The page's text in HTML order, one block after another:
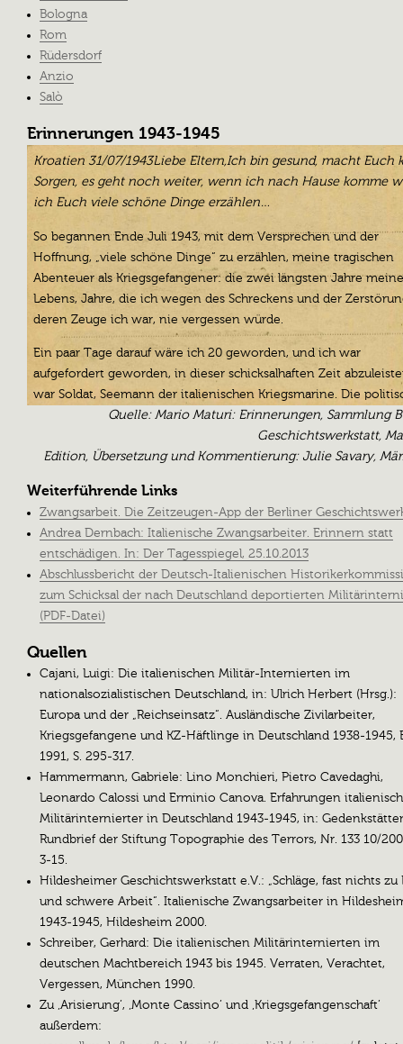
Bologna
Rom
Rüdersdorf
Anzio
Salò
Erinnerungen 1943-1945
Kroatien 31/07/1943Liebe Eltern,Ich bin gesund, macht Euch
Sorgen, es geht noch weiter, wenn ich nach Hause komme
ich Euch viele schöne Dinge erzählen…
So begannen Ende Juli 1943, mit dem Versprechen und der
Hoffnung, „viele schöne Dinge“ zu erzählen, meine tragischen
Abenteuer als Kriegsgefangener: die zwei längsten Jahre
Lebens, Jahre, die ich wegen des Schreckens und der
deren Zeuge ich war, nie vergessen würde.
Ein paar Tage darauf wäre ich 20 geworden, und ich war
aufgefordert geworden, in dieser schicksalhaften Zeit
war Soldat, Seemann der italienischen Kriegsmarine. Die
und militärischen Ereignisse jenes langen Sommers folgten
nach dem anderen und wir einfachen Soldaten, von unseren
Vorgesetzten verlassen, fragten uns verloren, wo unsere hohen
den deutschen Kommandanten zu gehorchen und zu folgen.
Garnison, etwa 450 Männer, wurde von Mestre((bei Venedig))
Kroatien, Montenegro und Albanien nach Griechenland
Navarino((an der Westküste der Halbinsel Peloponnes, am
Meer)) wurde ich den Küstenwache zugeteilt. Kurz nach dem
Waffenstillstand vom 8. September((Der Waffenstillstand von
Cassibile (Sizilien) bewirkte eine totale Kapitulation des
Italien vor den Alliierten. Damit verließ Italien die
Wir reisten Tag und Nacht, ohne die Sonne und Licht zu sehen
erwachten wie aus einem Alptraum in einer noch
beunruhigenderen Realität. Wir waren in Österreich
im Konzentrationslager Buchenwald.((Buchenwald liegt nicht in
Österreich sondern bei Weimar, in Thüringen. Entweder
sich um eine falsche geographische Angabe, oder es wird
Buchenwald mit einem anderen Lager, in Österreich,
Wir waren Kriegsgefangene. Wir wurden rasiert und
wurde eine Erkennungsnummer zuwiesen: ich war der
Kriegsgefangene Nr. 124259. Wir hielten uns im
Quelle: Mario Maturi: Erinnerungen, Sammlung
Geschichtswerkstatt,
Edition, Übersetzung und Kommentierung: Julie Savary,
Weiterführende Links
Zwangsarbeit. Die Zeitzeugen-App der Berliner
Andrea Dernbach: Italienische Zwangsarbeiter. Erinnern statt
entschädigen. In: Der Tagesspiegel, 25.10.2013
Abschlussbericht der Deutsch-Italienischen
zum Schicksal der nach Deutschland deportierten
(PDF-Datei)
Quellen
Cajani, Luigi: Die italienischen Militär-Internierten im
nationalsozialistischen Deutschland, in: Ulrich Herbert (Hrsg.):
Europa und der „Reichseinsatz“. Ausländische Zivilarbeiter,
Kriegsgefangene und KZ-Häftlinge in Deutschland 1938-1945,
1991, S. 295-317.
Hammermann, Gabriele: Lino Monchieri, Pietro Cavedaghi,
Leonardo Calossi und Erminio Canova. Erfahrungen
Militärinternierter in Deutschland 1943-1945, in:
Rundbrief der Stiftung Topographie des Terrors, Nr. 133 10/
3-15.
Hildesheimer Geschichtswerkstatt e.V.: „Schläge, fast nichts zu
und schwere Arbeit“. Italienische Zwangsarbeiter in
1943-1945, Hildesheim 2000.
Schreiber, Gerhard: Die italienischen Militärinternierten im
deutschen Machtbereich 1943 bis 1945. Verraten, Verachtet,
Vergessen, München 1990.
Zu ‚Arisierung’, ‚Monte Cassino’ und ‚Kriegsgefangenschaft’
außerdem: